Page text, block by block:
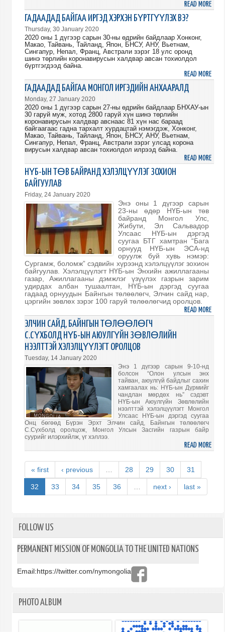
READ MORE
НҮБ-
ҮГ
ГАДААДАД БАЙГАА ИРГЭД ХЭРХЭН БҮРТГҮҮЛЭХ ВЭ?
Thursday, 30 January 2020
2020 оны 1 дүгээр сарын 30-ны өдрийн байдлаар Хонконг,
Макао, Тайвань, Тайланд, Япон, БНСУ, АНУ, Вьетнам,
Сингапур, Непал, Франц, Австрали зэрэг 18 улс оронд
шинэ төрлийн коронавирусын халдвар авсан тохиолдол
бүртгэгдээд байна.
READ MORE
ВЭ?
ГАДААДАД БАЙГАА МОНГОЛ ИРГЭДИЙН АНХААРАЛД
Monday, 27 January 2020
2020 оны 1 дүгээр сарын 27-ны өдрийн байдлаар БНХАУ-ын
30 гаруй муж, хотод 2800 гаруй хүн шинэ төрлийн
коронавирусын халдвар авснаас 81 хүн нас бараад
байгаагаас гадна тархалт хурдацтай нэмэгдэж, Хонконг,
Макао, Тайвань, Тайланд, Япон, БНСУ, АНУ, Вьетнам,
Сингапур, Непал, Франц, Австрали зэрэг улсад корона
вирусын халдвар авсан тохиолдол илрээд байна.
READ MORE
НҮБ-ЫН ТӨВ БАЙРАНД ХЭЛЭЛЦҮҮЛЭГ ЗОХИОН
БАЙГУУЛАВ
Friday, 24 January 2020
Энэ оны 1 дүгээр сарын
23-ны өдөр НҮБ-ын төв
байранд Монгол Улс,
Жибути, Эл Сальвадор
Улсаас НҮБ-ын дэргэд
суугаа БТГ хамтран “Бага
орнууд НҮБ-ын ЭСА-нд
оруулж буй хувь нэмэр:
Сургамж, боломж” сэдвийн хүрээнд хэлэлцүүлэг зохион
байгуулав. Хэлэлцүүлэгт НҮБ-ын Энхийн ажиллагааны
газар, Ажиллагааны дэмжлэг үзүүлэх газрын зарим
удирдах албан тушаалтан, НҮБ-ын дэргэд суугаа
гадаад орнуудын Байнгын төлөөлөгч, Элчин сайд нар,
цэргийн зөвлөх зэрэг 100 гаруй төлөөлөгчид оролцов.
READ MORE
НҮБ-
ЫН
ТӨВ
ЭЛЧИН САЙД, БАЙНГЫН ТӨЛӨӨЛӨГЧ
С.СҮХБОЛД НҮБ-ЫН АЮУЛГҮЙН ЗӨВЛӨЛИЙН
НЭЭЛТТЭЙ ХЭЛЭЛЦҮҮЛЭГТ ОРОЛЦОВ
Tuesday, 14 January 2020
Энэ 1 дүгээр сарын 9-10-нд
болсон “Олон улсын энх
тайван, аюулгүй байдлыг сахин
хамгаалах нь: НҮБ-ын Дүрмийг
чандлан мөрдөх нь” сэдэвт
НҮБ-ын Аюулгүйн Зөвлөлийн
нээлттэй хэлэлцүүлэгт Монгол
Улсаас НҮБ-ын дэргэд суугаа
Онц бөгөөд Бүрэн Эрхт Элчин сайд, Байнгын төлөөлөгч
С.Сүхболд оролцож, Монгол Улсын Засгийн газрын байр
суурийг илэрхийлж, үг хэллээ.
READ MORE
« first ‹ previous 28 29 30 31
32 33 34 35 36 next › last »
FOLLOW US
PERMANENT MISSION OF MONGOLIA TO THE UNITED NATIONS
Email:https://twitter.com/nymongolia
PHOTO ALBUM